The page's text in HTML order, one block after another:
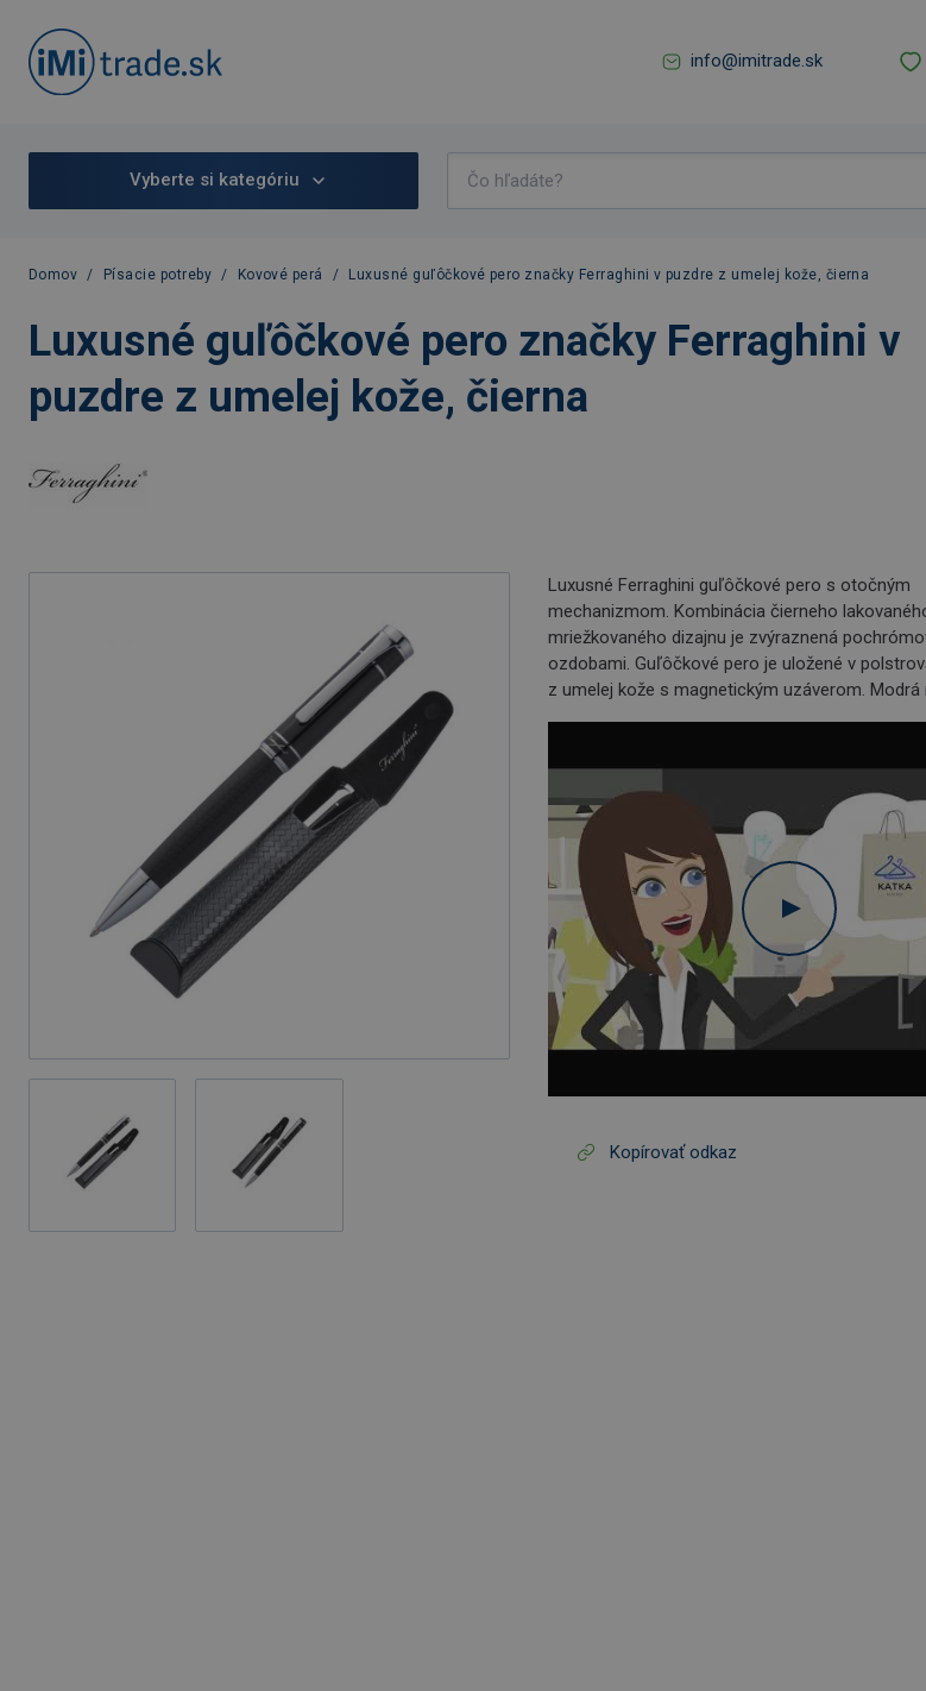
info@imitrade.sk
Vyberte si kategóriu
Domov / Písacie potreby / Kovové perá / Luxusné guľôčkové pero značky Ferraghini v puzdre z umelej kože, čierna
Luxusné guľôčkové pero značky Ferraghini v
puzdre z umelej kože, čierna
Luxusné Ferraghini guľôčkové pero s otočným
mechanizmom. Kombinácia čierneho
mriežkovaného dizajnu je zvýraznená
ozdobami. Guľôčkové pero je uložené v
z umelej kože s magnetickým uzáverom. Modrá
Kopírovať odkaz